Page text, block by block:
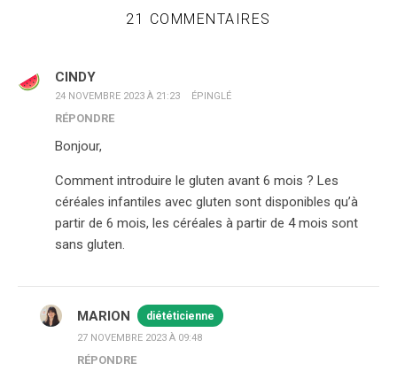
21 COMMENTAIRES
CINDY
24 NOVEMBRE 2023 À 21:23 ÉPINGLÉ
RÉPONDRE
Bonjour,
Comment introduire le gluten avant 6 mois ? Les
céréales infantiles avec gluten sont disponibles qu’à
partir de 6 mois, les céréales à partir de 4 mois sont
sans gluten.
MARION diététicienne
27 NOVEMBRE 2023 À 09:48
RÉPONDRE